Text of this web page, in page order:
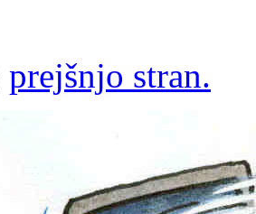
prejšnjo stran.